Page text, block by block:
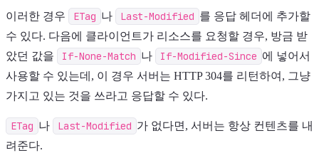
이러한 경우 ETag 나 Last-Modified 를 응답 헤더에 추가할
수 있다. 다음에 클라이언트가 리소스를 요청할 경우, 방금 받
았던 값을
If-None-Match 나 If-Modified-Since 에 넣어서
사용할 수 있는데, 이 경우 서버는 HTTP 304를 리턴하여, 그냥
가지고 있는 것을 쓰라고 응답할 수 있다.
ETag 나 Last-Modified 가 없다면, 서버는 항상 컨텐츠를 내
려준다.